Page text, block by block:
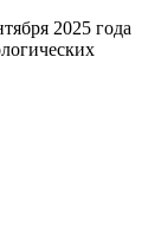
2025 года